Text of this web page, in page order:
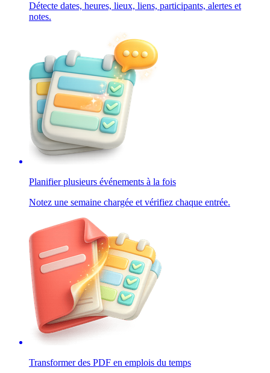
Détecte dates, heures, lieux, liens, participants, alertes et
notes.
Planifier plusieurs événements à la fois
Notez une semaine chargée et vérifiez chaque entrée.
Transformer des PDF en emplois du temps